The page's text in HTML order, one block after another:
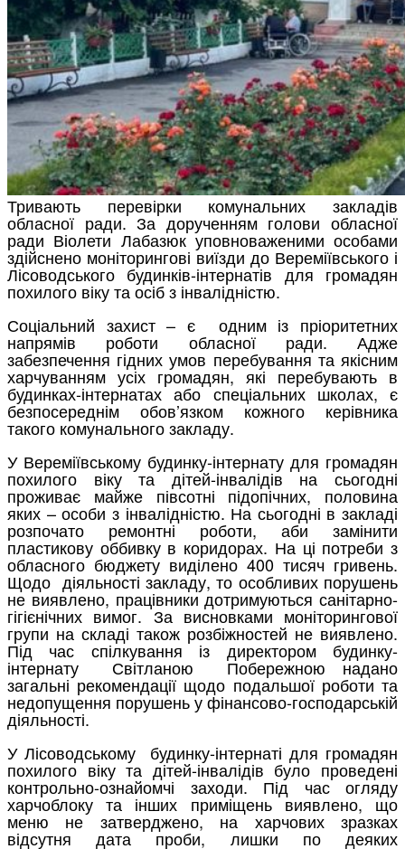
Тривають перевірки комунальних закладів
обласної ради. За дорученням голови обласної
ради Віолети Лабазюк уповноваженими особами
здійснено моніторингові виїзди до Вереміївського і
Лісоводського будинків-інтернатів для громадян
похилого віку та осіб з інвалідністю.
Соціальний захист – є одним із пріоритетних
напрямів роботи обласної ради. Адже
забезпечення гідних умов перебування та якісним
харчуванням усіх громадян, які перебувають в
будинках-інтернатах або спеціальних школах, є
безпосереднім обов’язком кожного керівника
такого комунального закладу.
У Вереміївському будинку-інтернату для громадян
похилого віку та дітей-інвалідів на сьогодні
проживає майже півсотні підопічних, половина
яких – особи з інвалідністю. На сьогодні в закладі
розпочато ремонтні роботи, аби замінити
пластикову оббивку в коридорах. На ці потреби з
обласного бюджету виділено 400 тисяч гривень.
Щодо діяльності закладу, то особливих порушень
не виявлено, працівники дотримуються санітарно-
гігієнічних вимог. За висновками моніторингової
групи на складі також розбіжностей не виявлено.
Під час спілкування із директором будинку-
інтернату Світланою Побережною надано
загальні рекомендації щодо подальшої роботи та
недопущення порушень у фінансово-господарській
діяльності.
У Лісоводському будинку-інтернаті для громадян
похилого віку та дітей-інвалідів було проведені
контрольно-ознайомчі заходи. Під час огляду
харчоблоку та інших приміщень виявлено, що
меню не затверджено, на харчових зразках
відсутня дата проби, лишки по деяких